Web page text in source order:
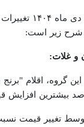
در دی
شرح زیر است:
و غلات:
بیشترین افزایش
تغییر قیمت